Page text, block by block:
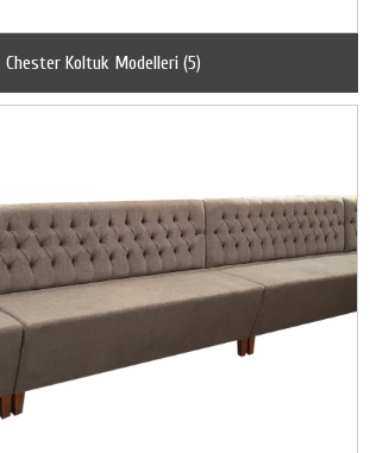
Chester Koltuk Modelleri (5)